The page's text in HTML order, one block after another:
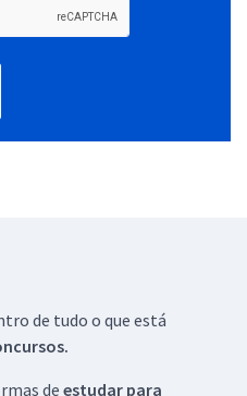
de tudo o que está
de estudar para